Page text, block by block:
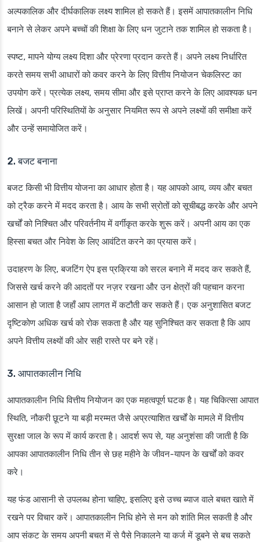
अल्पकालिक और दीर्घकालिक लक्ष्य शामिल हो सकते हैं। इसमें आपातकालीन निधि
बनाने से लेकर अपने बच्चों की शिक्षा के लिए धन जुटाने तक शामिल हो सकता है।
स्पष्ट, मापने योग्य लक्ष्य दिशा और प्रेरणा प्रदान करते हैं। अपने लक्ष्य निर्धारित
करते समय सभी आधारों को कवर करने के लिए वित्तीय नियोजन चेकलिस्ट का
उपयोग करें। प्रत्येक लक्ष्य, समय सीमा और इसे प्राप्त करने के लिए आवश्यक धन
लिखें। अपनी परिस्थितियों के अनुसार नियमित रूप से अपने लक्ष्यों की समीक्षा करें
और उन्हें समायोजित करें।
2. बजट बनाना
बजट किसी भी वित्तीय योजना का आधार होता है। यह आपको आय, व्यय और बचत
को ट्रैक करने में मदद करता है। आय के सभी स्रोतों को सूचीबद्ध करके और अपने
खर्चों को निश्चित और परिवर्तनीय में वर्गीकृत करके शुरू करें। अपनी आय का एक
हिस्सा बचत और निवेश के लिए आवंटित करने का प्रयास करें।
उदाहरण के लिए, बजटिंग ऐप इस प्रक्रिया को सरल बनाने में मदद कर सकते हैं,
जिससे खर्च करने की आदतों पर नज़र रखना और उन क्षेत्रों की पहचान करना
आसान हो जाता है जहाँ आप लागत में कटौती कर सकते हैं। एक अनुशासित बजट
दृष्टिकोण अधिक खर्च को रोक सकता है और यह सुनिश्चित कर सकता है कि आप
अपने वित्तीय लक्ष्यों की ओर सही रास्ते पर बने रहें।
3. आपातकालीन निधि
आपातकालीन निधि वित्तीय नियोजन का एक महत्वपूर्ण घटक है। यह चिकित्सा आपात
स्थिति, नौकरी छूटने या बड़ी मरम्मत जैसे अप्रत्याशित खर्चों के मामले में वित्तीय
सुरक्षा जाल के रूप में कार्य करता है। आदर्श रूप से, यह अनुशंसा की जाती है कि
आपका आपातकालीन निधि तीन से छह महीने के जीवन-यापन के खर्चों को कवर
करे।
यह फंड आसानी से उपलब्ध होना चाहिए, इसलिए इसे उच्च ब्याज वाले बचत खाते में
रखने पर विचार करें। आपातकालीन निधि होने से मन को शांति मिल सकती है और
आप संकट के समय अपनी बचत में से पैसे निकालने या कर्ज में डूबने से बच सकते